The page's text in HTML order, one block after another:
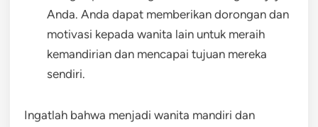
Anda. Anda dapat memberikan dorongan dan
motivasi kepada wanita lain untuk meraih
kemandirian dan mencapai tujuan mereka
sendiri.
Ingatlah bahwa menjadi wanita mandiri dan